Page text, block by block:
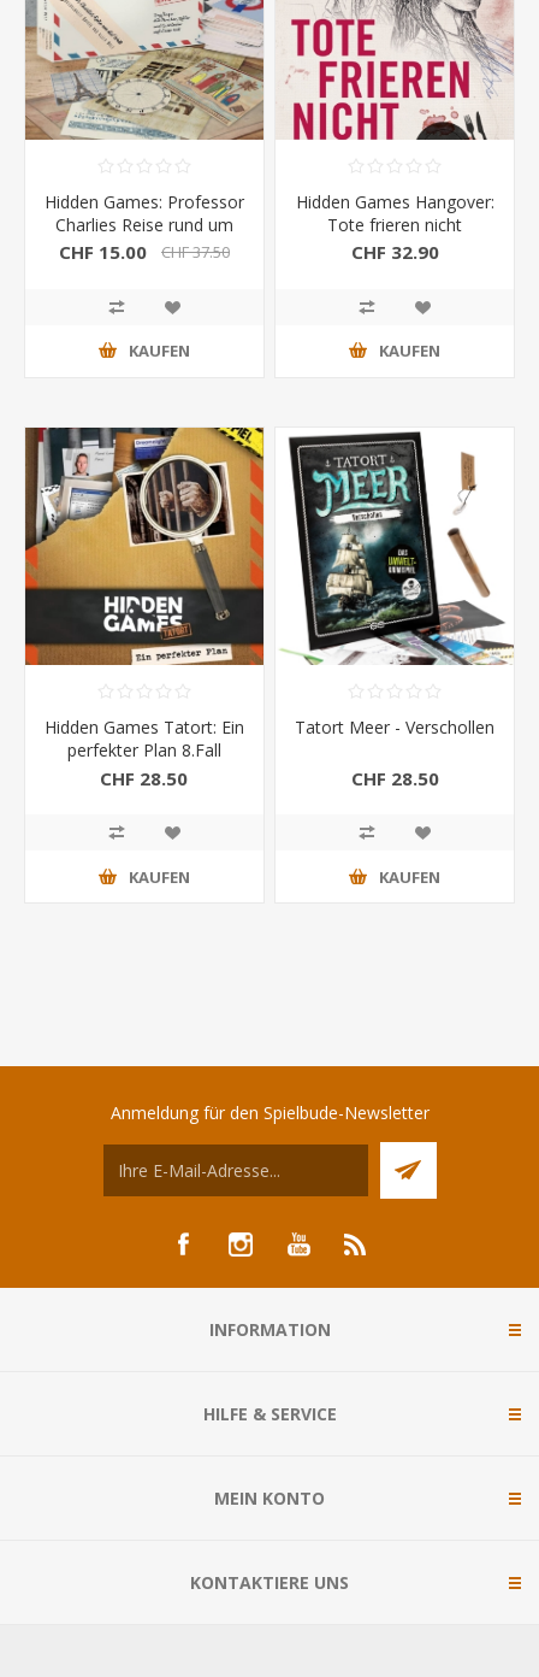
Hidden Games: Professor
Charlies Reise rund um
die Welt
CHF 15.00 CHF 37.50
KAUFEN
Hidden Games Hangover:
Tote frieren nicht
CHF 32.90
KAUFEN
Hidden Games Tatort: Ein
perfekter Plan 8.Fall
CHF 28.50
KAUFEN
Tatort Meer - Verschollen
CHF 28.50
KAUFEN
Anmeldung für den Spielbude-Newsletter
INFORMATION
HILFE & SERVICE
MEIN KONTO
KONTAKTIERE UNS